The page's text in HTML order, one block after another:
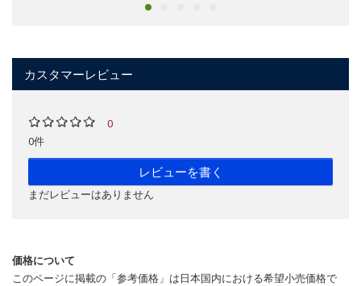
カスタマーレビュー
0
0件
レビューを書く
まだレビューはありません
価格について
このページに掲載の「参考価格」は日本国内における希望小売価格で